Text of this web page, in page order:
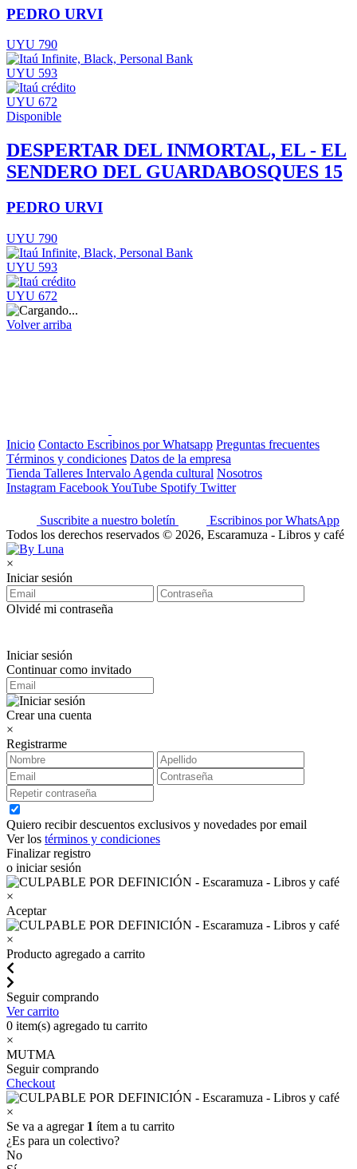
PEDRO URVI
UYU 790
UYU 593
UYU 672
Disponible
DESPERTAR DEL INMORTAL, EL - EL
SENDERO DEL GUARDABOSQUES 15
PEDRO URVI
UYU 790
UYU 593
UYU 672
Volver arriba
Inicio Contacto Escribinos por Whatsapp Preguntas frecuentes
Términos y condiciones Datos de la empresa
Tienda Talleres Intervalo Agenda cultural Nosotros
Instagram FacebookYouTube Spotify Twitter
Suscribite a nuestro boletín
Escribinos por WhatsApp
Todos los derechos reservados © 2026, Escaramuza - Libros y café
×
Iniciar sesión
Olvidé mi contraseña
Iniciar sesión
Continuar como invitado
Crear una cuenta
×
Registrarme
Quiero recibir descuentos exclusivos y novedades por email
Ver los términos y condiciones
Finalizar registro
o iniciar sesión
×
Aceptar
×
Producto agregado a carrito
Seguir comprando
Ver carrito
0 item(s) agregado tu carrito
×
MUTMA
Seguir comprando
Checkout
×
Se va a agregar 1 ítem a tu carrito
¿Es para un colectivo?
No